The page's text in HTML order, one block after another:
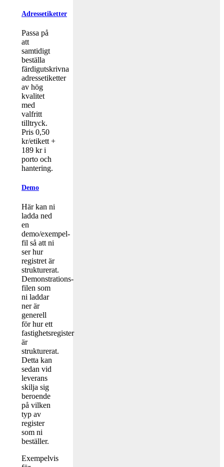
Adressetiketter
Passa på
att
samtidigt
beställa
färdigutskrivna
adressetiketter
av hög
kvalitet
med
valfritt
tilltryck.
Pris 0,50
kr/etikett +
189 kr i
porto och
hantering.
Demo
Här kan ni
ladda ned
en
demo/exempel-
fil så att ni
ser hur
registret är
strukturerat.
Demonstrations-
filen som
ni laddar
ner är
generell
för hur ett
fastighetsregister
är
strukturerat.
Detta kan
sedan vid
leverans
skilja sig
beroende
på vilken
typ av
register
som ni
beställer.
Exempelvis